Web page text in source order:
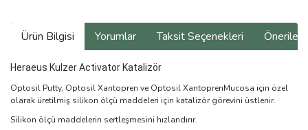
Ürün Bilgisi Yorumlar Taksit Seçenekleri
Heraeus Kulzer Activator Katalizör
Optosil Putty, Optosil Xantopren ve Optosil XantoprenMucosa için özel
olarak üretilmiş silikon ölçü maddeleri için katalizör görevini üstlenir.
Silikon ölçü maddelerin sertleşmesini hızlandırır.